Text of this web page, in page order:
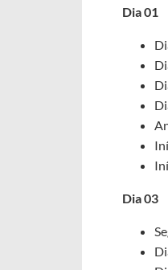
Dia 01
Dia 03